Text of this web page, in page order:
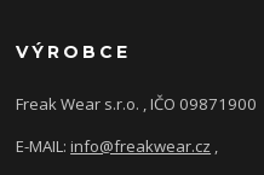
VÝROBCE
Freak Wear s.r.o. , IČO 09871900
E-MAIL:info@freakwear.cz ,